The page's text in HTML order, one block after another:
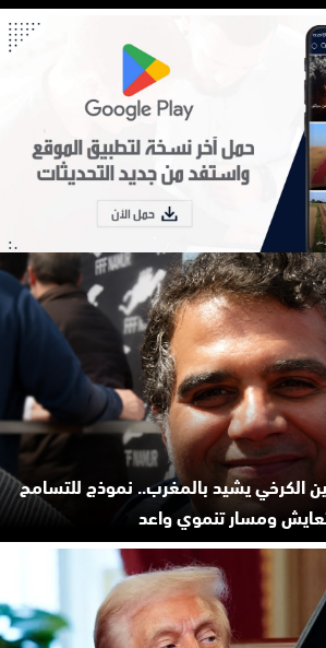
الكرخي يشيد بالمغرب.. نموذج للتسامح
ومسار تنموي واعد